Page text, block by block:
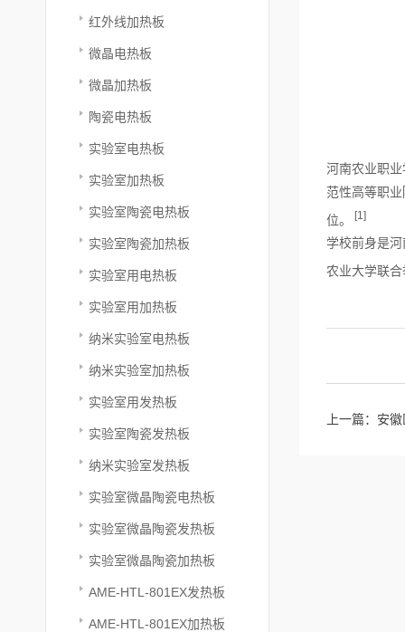
红外线加热板
微晶电热板
微晶加热板
陶瓷电热板
实验室电热板
实验室加热板
实验室陶瓷电热板
实验室陶瓷加热板
实验室用电热板
实验室用加热板
纳米实验室电热板
纳米实验室加热板
实验室用发热板
实验室陶瓷发热板
纳米实验室发热板
实验室微晶陶瓷电热板
实验室微晶陶瓷发热板
实验室微晶陶瓷加热板
AME-HTL-801EX发热板
AME-HTL-801EX加热板
河南农业职
范性高等职
位。
[1]
学校前身是
农业大学联
上一篇： 安